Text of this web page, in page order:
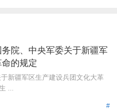
院、中央军委关于新疆军
的规定
新疆军区生产建设兵团文化大革
...
#